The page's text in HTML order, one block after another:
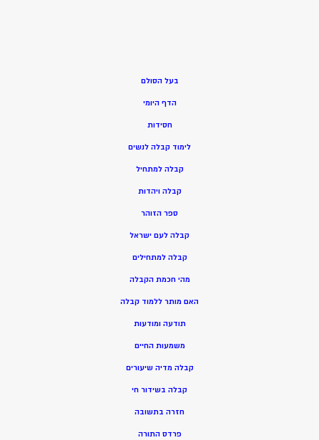
בעל הסולם
הדף היומי
חסידות
לימוד קבלה לנשים
קבלה למתחיל
קבלה ויהדות
ספר הזוהר
קבלה לעם ישראל
קבלה למתחילים
מהי חכמת הקבלה
האם מותר ללמוד קבלה
תודעה ומודעות
משמעות החיים
קבלה מדיה שיעורים
קבלה בשידור חי
חזרה בתשובה
פרדס התורה